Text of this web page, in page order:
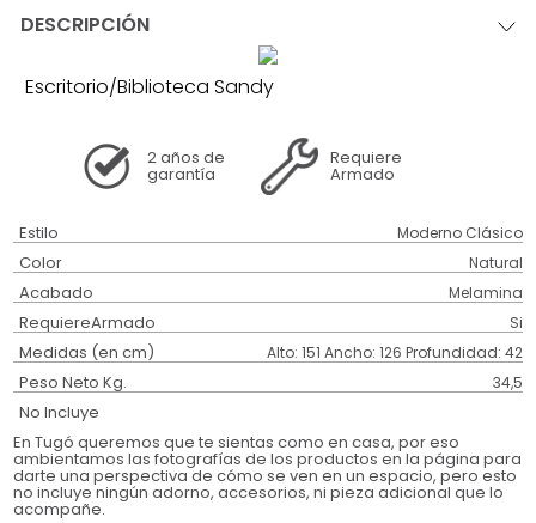
DESCRIPCIÓN
Escritorio/Biblioteca Sandy
2 años de
garantía
Requiere
Armado
Estilo Moderno Clásico
Color Natural
Acabado Melamina
RequiereArmado Si
Medidas (en cm) Alto: 151 Ancho: 126 Profundidad: 42
Peso Neto Kg. 34,5
No Incluye
En Tugó queremos que te sientas como en casa, por eso
ambientamos las fotografías de los productos en la página para
darte una perspectiva de cómo se ven en un espacio, pero esto
no incluye ningún adorno, accesorios, ni pieza adicional que lo
acompañe.